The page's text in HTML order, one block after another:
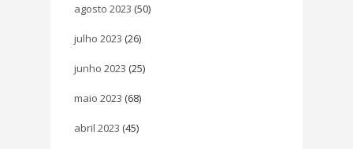
agosto 2023 (50)
julho 2023 (26)
junho 2023 (25)
maio 2023 (68)
abril 2023 (45)